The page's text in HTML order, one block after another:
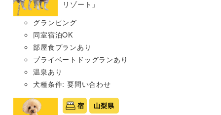
リゾート」
グランピング
同室宿泊OK
部屋食プランあり
プライベートドッグランあり
温泉あり
犬種条件: 要問い合わせ
宿 山梨県